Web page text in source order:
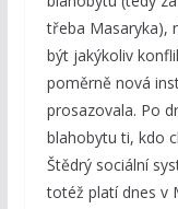
třeba Masaryka),
být jakýkoliv
poměrně nová
prosazovala. Po
blahobytu ti, kdo
Štědrý sociální
totéž platí dnes v